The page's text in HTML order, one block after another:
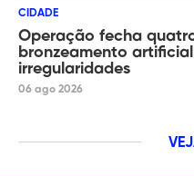
CIDADE
Operação fecha
bronzeamento
irregularidades
06 ago 2026